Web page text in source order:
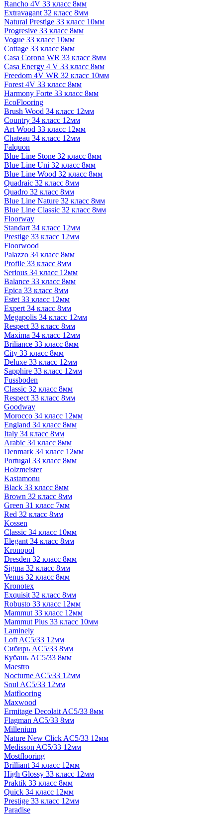
Rancho 4V 33 класс 8мм
Extravagant 32 класс 8мм
Natural Prestige 33 класс 10мм
Progresive 33 класс 8мм
Vogue 33 класс 10мм
Cottage 33 класс 8мм
Casa Corona WR 33 класс 8мм
Casa Energy 4 V 33 класс 8мм
Freedom 4V WR 32 класс 10мм
Forest 4V 33 класс 8мм
Harmony Forte 33 класс 8мм
EcoFlooring
Brush Wood 34 класс 12мм
Country 34 класс 12мм
Art Wood 33 класс 12мм
Chateau 34 класс 12мм
Falquon
Blue Line Stone 32 класс 8мм
Blue Line Uni 32 класс 8мм
Blue Line Wood 32 класс 8мм
Quadraic 32 класс 8мм
Quadro 32 класс 8мм
Blue Line Nature 32 класс 8мм
Blue Line Classic 32 класс 8мм
Floorway
Standart 34 класс 12мм
Prestige 33 класс 12мм
Floorwood
Palazzo 34 класс 8мм
Profile 33 класс 8мм
Serious 34 класс 12мм
Balance 33 класс 8мм
Epica 33 класс 8мм
Estet 33 класс 12мм
Expert 34 класс 8мм
Megapolis 34 класс 12мм
Respect 33 класс 8мм
Maxima 34 класс 12мм
Briliance 33 класс 8мм
City 33 класс 8мм
Deluxe 33 класс 12мм
Sapphire 33 класс 12мм
Fussboden
Classic 32 класс 8мм
Respect 33 класс 8мм
Goodway
Morocco 34 класс 12мм
England 34 класс 8мм
Italy 34 класс 8мм
Arabic 34 класс 8мм
Denmark 34 класс 12мм
Portugal 33 класс 8мм
Holzmeister
Kastamonu
Black 33 класс 8мм
Brown 32 класс 8мм
Green 31 класс 7мм
Red 32 класс 8мм
Kossen
Classic 34 класс 10мм
Elegant 34 класс 8мм
Kronopol
Dresden 32 класс 8мм
Sigma 32 класс 8мм
Venus 32 класс 8мм
Kronotex
Exquisit 32 класс 8мм
Robusto 33 класс 12мм
Mammut 33 класс 12мм
Mammut Plus 33 класс 10мм
Laminely
Loft AC5/33 12мм
Сибирь AC5/33 8мм
Кубань AC5/33 8мм
Maestro
Nocturne AC5/33 12мм
Soul AC5/33 12мм
Matflooring
Maxwood
Ermitage Decolait AC5/33 8мм
Flagman AC5/33 8мм
Millenium
Nature New Click AC5/33 12мм
Medisson AC5/33 12мм
Mostflooring
Brilliant 34 класс 12мм
High Glossy 33 класс 12мм
Praktik 33 класс 8мм
Quick 34 класс 12мм
Prestige 33 класс 12мм
Paradise